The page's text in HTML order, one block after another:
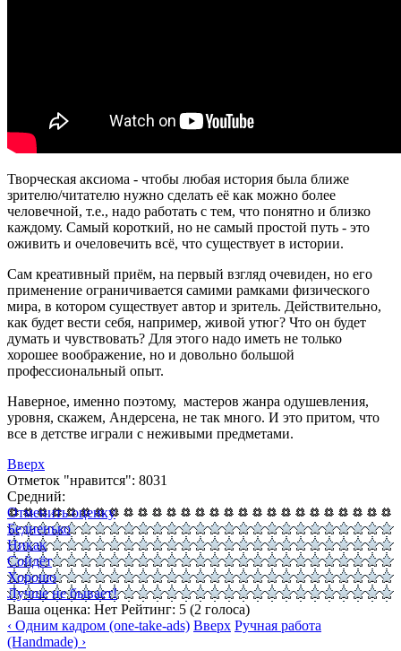
Творческая аксиома - чтобы любая история была ближе
зрителю/читателю нужно сделать её как можно более
человечной, т.е., надо работать с тем, что понятно и близко
каждому. Самый короткий, но не самый простой путь - это
оживить и очеловечить всё, что существует в истории.
Сам креативный приём, на первый взгляд очевиден, но его
применение ограничивается самими рамками физического
мира, в котором существует автор и зритель. Действительно,
как будет вести себя, например, живой утюг? Что он будет
думать и чувствовать? Для этого надо иметь не только
хорошее воображение, но и довольно большой
профессиональный опыт.
Наверное, именно поэтому, мастеров жанра одушевления,
уровня, скажем, Андерсена, не так много. И это притом, что
все в детстве играли с неживыми предметами.
Вверх
Отметок "нравится": 8031
Средний:
Отменить оценку
Бедненько
Никак
Сойдёт
Хорошо
Лучше не бывает!
Ваша оценка: Нет Рейтинг: 5 (2 голоса)
‹ Одним кадром (one-take-ads) Вверх Ручная работа
(Handmade) ›